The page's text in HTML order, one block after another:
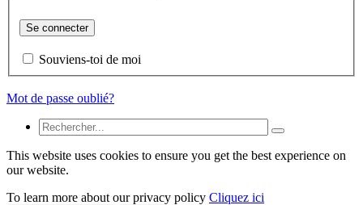
Se connecter
Souviens-toi de moi
Mot de passe oublié?
This website uses cookies to ensure you get the best experience on
our website.
To learn more about our privacy policy Cliquez ici